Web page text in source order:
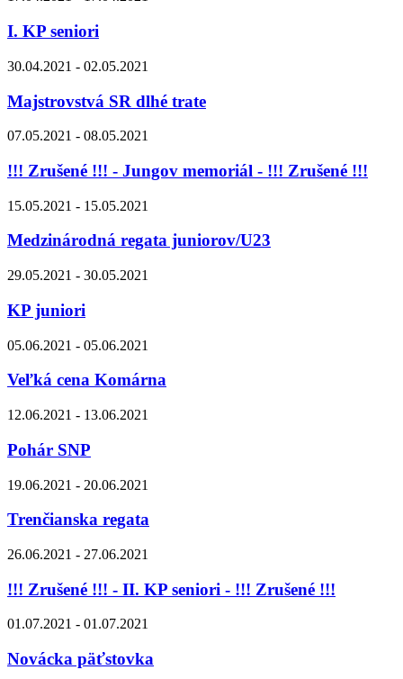
I. KP seniori
30.04.2021 - 02.05.2021
Majstrovstvá SR dlhé trate
07.05.2021 - 08.05.2021
!!! Zrušené !!! - Jungov memoriál - !!! Zrušené !!!
15.05.2021 - 15.05.2021
Medzinárodná regata juniorov/U23
29.05.2021 - 30.05.2021
KP juniori
05.06.2021 - 05.06.2021
Veľká cena Komárna
12.06.2021 - 13.06.2021
Pohár SNP
19.06.2021 - 20.06.2021
Trenčianska regata
26.06.2021 - 27.06.2021
!!! Zrušené !!! - II. KP seniori - !!! Zrušené !!!
01.07.2021 - 01.07.2021
Novácka päťstovka